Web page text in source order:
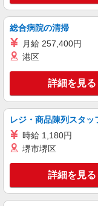
派遣社員
株式会社kotrio /●KY-H-
七
資格
キープ
派遣社員
株式会社kotrio /●KY-H-
東
掃
通
総合病院の清掃
月給 257,400円
港区
詳細を見る
レジ・商品陳列スタッ
時給 1,180円
堺市堺区
詳細を見る